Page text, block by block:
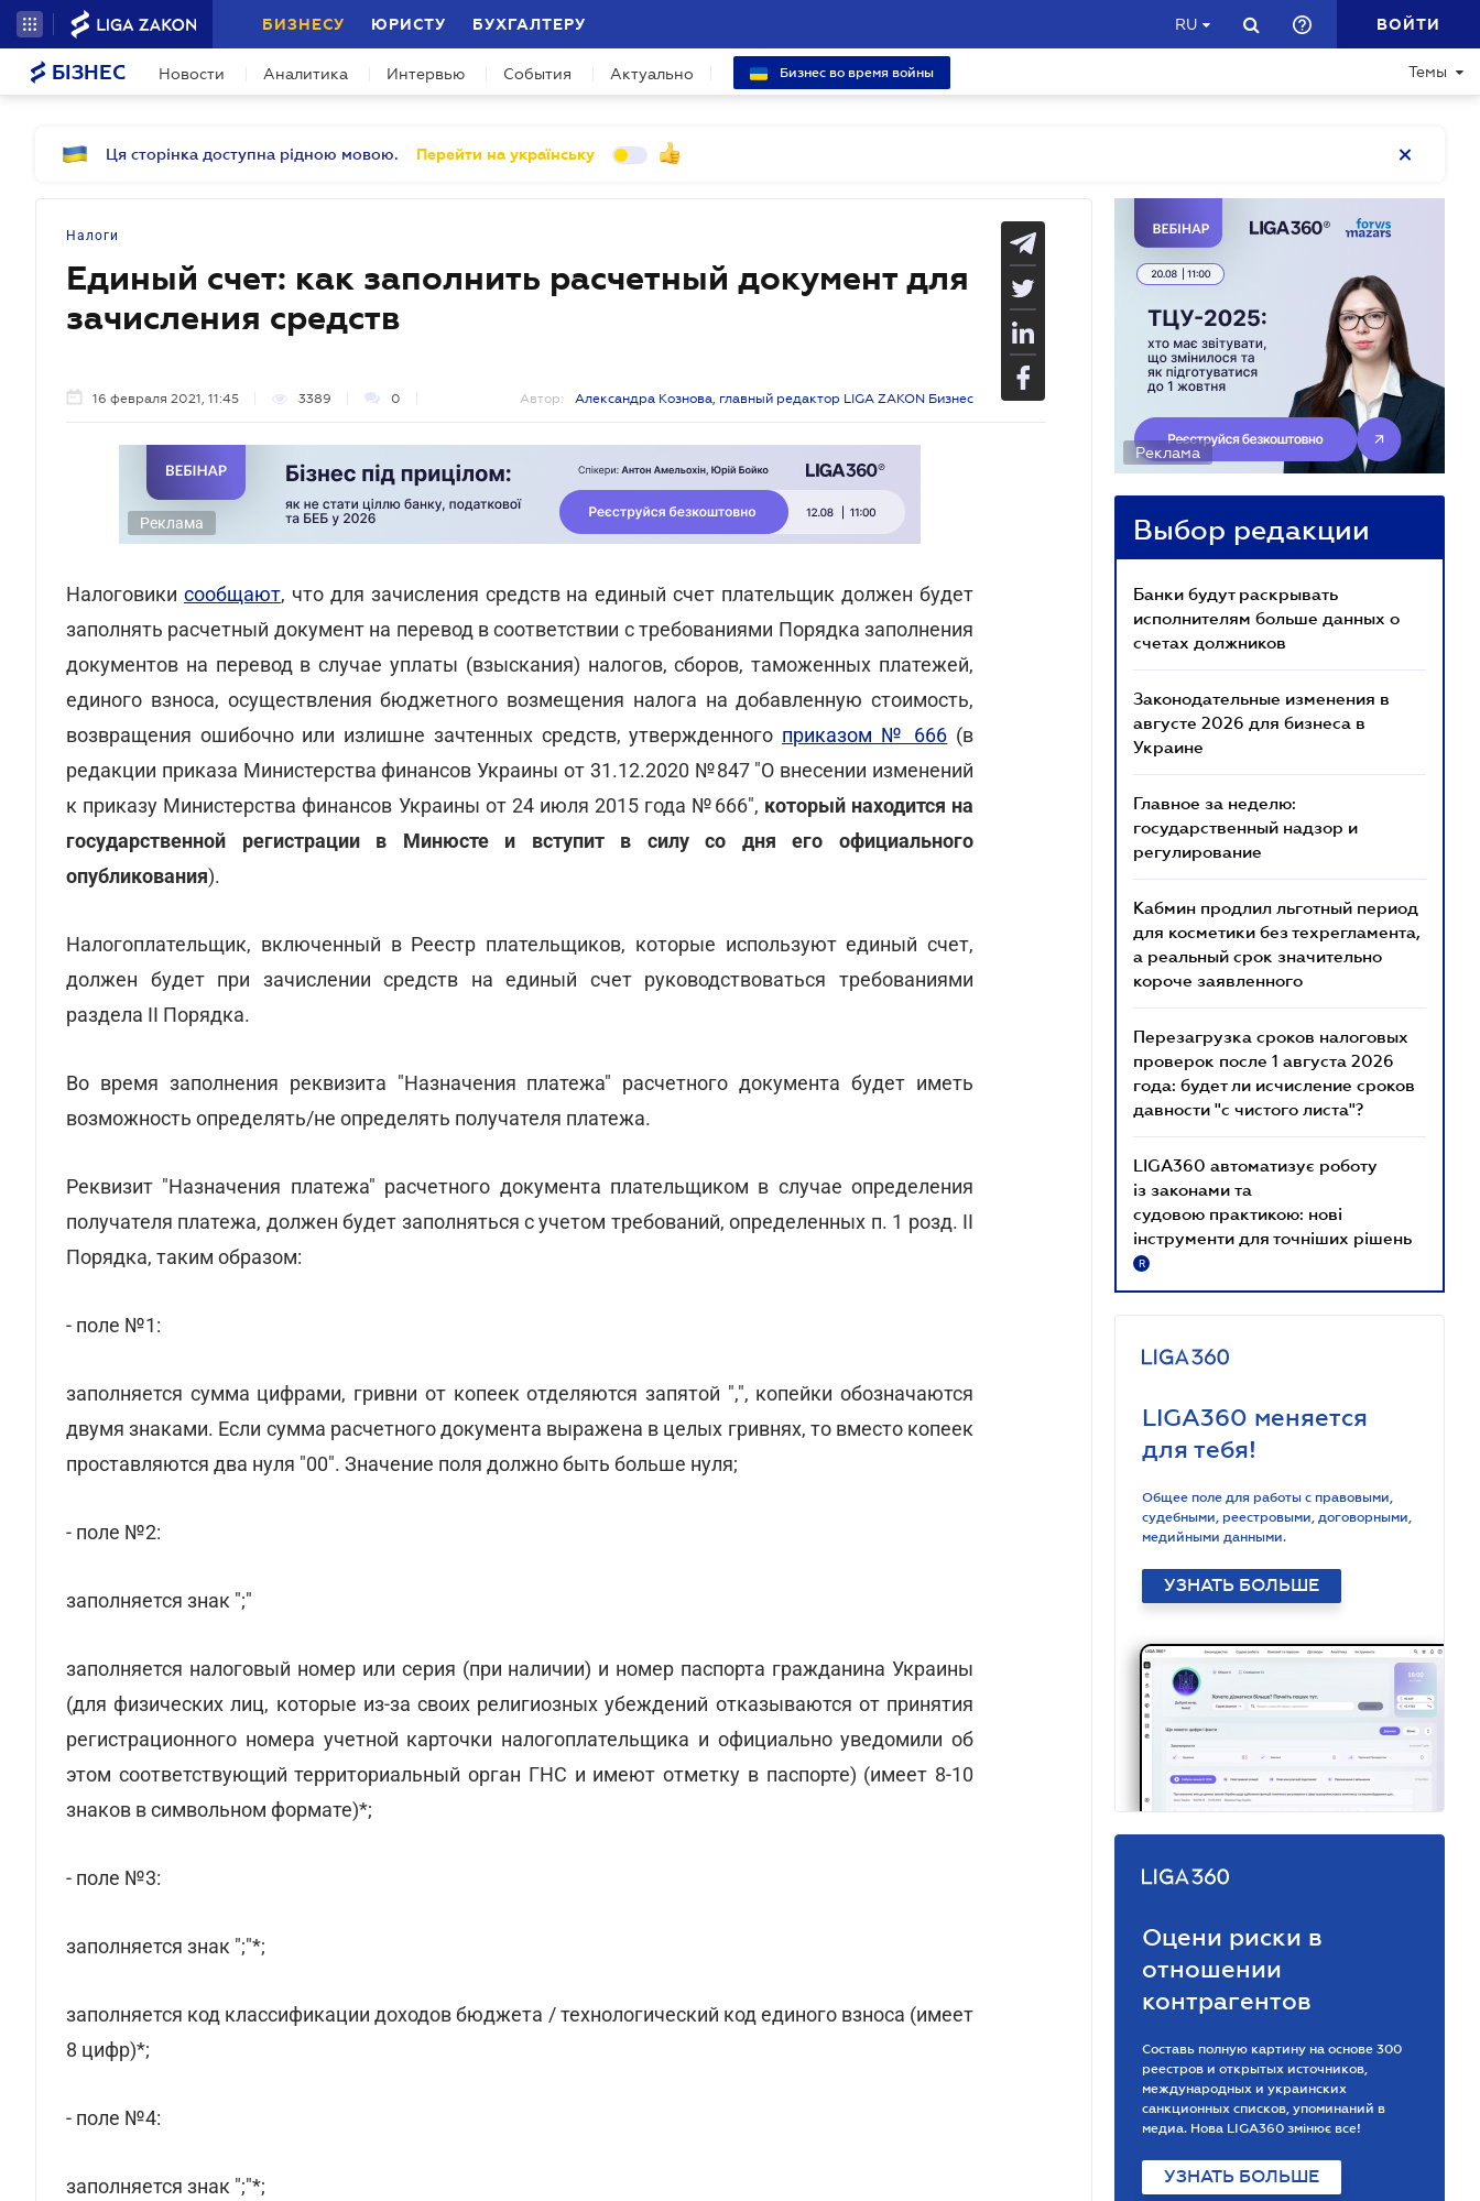
БИЗНЕСУ ЮРИСТУ БУХГАЛТЕРУ RU ВОЙТИ
БІЗНЕС Новости Аналитика Интервью События Актуально Бизнес во время войны Темы
Ця сторінка доступна рідною мовою. Перейти на українську
Налоги
Единый счет: как заполнить расчетный документ для
зачисления средств
16 февраля 2021, 11:45 3389 0 Автор: Александра Кознова, главный редактор LIGA ZAKON Бизнес
Реклама
Налоговики сообщают, что для зачисления средств на единый счет плательщик должен будет
заполнять расчетный документ на перевод в соответствии с требованиями Порядка заполнения
документов на перевод в случае уплаты (взыскания) налогов, сборов, таможенных платежей,
единого взноса, осуществления бюджетного возмещения налога на добавленную стоимость,
возвращения ошибочно или излишне зачтенных средств, утвержденного приказом № 666 (в
редакции приказа Министерства финансов Украины от 31.12.2020 №847 "О внесении изменений
к приказу Министерства финансов Украины от 24 июля 2015 года №666", который находится на
государственной регистрации в Минюсте и вступит в силу со дня его официального
опубликования).
Налогоплательщик, включенный в Реестр плательщиков, которые используют единый счет,
должен будет при зачислении средств на единый счет руководствоваться требованиями
раздела II Порядка.
Во время заполнения реквизита "Назначения платежа" расчетного документа будет иметь
возможность определять/не определять получателя платежа.
Реквизит "Назначения платежа" расчетного документа плательщиком в случае определения
получателя платежа, должен будет заполняться с учетом требований, определенных п. 1 розд. II
Порядка, таким образом:
- поле №1:
заполняется сумма цифрами, гривни от копеек отделяются запятой ",", копейки обозначаются
двумя знаками. Если сумма расчетного документа выражена в целых гривнях, то вместо копеек
проставляются два нуля "00". Значение поля должно быть больше нуля;
- поле №2:
заполняется знак ";"
заполняется налоговый номер или серия (при наличии) и номер паспорта гражданина Украины
(для физических лиц, которые из-за своих религиозных убеждений отказываются от принятия
регистрационного номера учетной карточки налогоплательщика и официально уведомили об
этом соответствующий территориальный орган ГНС и имеют отметку в паспорте) (имеет 8-10
знаков в символьном формате)*;
- поле №3:
заполняется знак ";"*;
заполняется код классификации доходов бюджета / технологический код единого взноса (имеет
8 цифр)*;
- поле №4:
заполняется знак ";"*;
Реклама
Выбор редакции
Банки будут раскрывать
исполнителям больше данных о
счетах должников
Законодательные изменения в
августе 2026 для бизнеса в
Украине
Главное за неделю:
государственный надзор и
регулирование
Кабмин продлил льготный период
для косметики без техрегламента,
а реальный срок значительно
короче заявленного
Перезагрузка сроков налоговых
проверок после 1 августа 2026
года: будет ли исчисление сроков
давности "с чистого листа"?
LIGA360 автоматизує роботу
із законами та
судовою практикою: нові
інструменти для точніших рішень
R
LIGA360 меняется
для тебя!
Общее поле для работы с правовыми,
судебными, реестровыми, договорными,
медийными данными.
УЗНАТЬ БОЛЬШЕ
Оцени риски в
отношении
контрагентов
Составь полную картину на основе 300
реестров и открытых источников,
международных и украинских
санкционных списков, упоминаний в
медиа. Нова LIGA360 змінює все!
УЗНАТЬ БОЛЬШЕ